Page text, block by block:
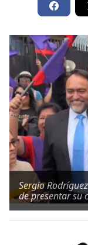
Sergio
de presentar su